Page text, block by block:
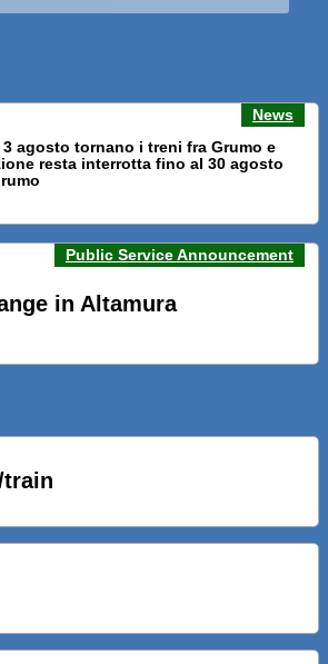
News
agosto tornano i treni fra Grumo e
resta interrotta fino al 30 agosto
NUOVI SERVIZI FALMAPS E LIVECHAT.
TRENO
CONSEGNA ALLA CITTA’ LE NOVE
SHARING A POTENZA CON
FAL SCONTI SULL’UTILIZZO DELLE
Next
Public Service Announcement
in Altamura
train